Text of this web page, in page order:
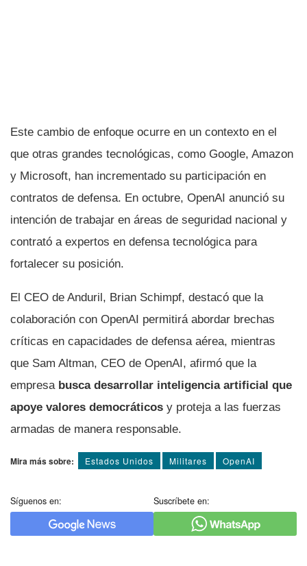
Este cambio de enfoque ocurre en un contexto en el
que otras grandes tecnológicas, como Google, Amazon
y Microsoft, han incrementado su participación en
contratos de defensa. En octubre, OpenAI anunció su
intención de trabajar en áreas de seguridad nacional y
contrató a expertos en defensa tecnológica para
fortalecer su posición.
El CEO de Anduril, Brian Schimpf, destacó que la
colaboración con OpenAI permitirá abordar brechas
críticas en capacidades de defensa aérea, mientras
que Sam Altman, CEO de OpenAI, afirmó que la
empresa busca desarrollar inteligencia artificial que
apoye valores democráticos y proteja a las fuerzas
armadas de manera responsable.
Mira más sobre: Estados Unidos Militares OpenAI
Síguenos en: Suscríbete en: